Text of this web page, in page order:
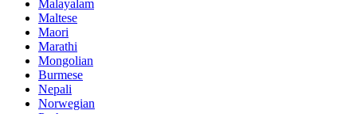
Malayalam
Maltese
Maori
Marathi
Mongolian
Burmese
Nepali
Norwegian